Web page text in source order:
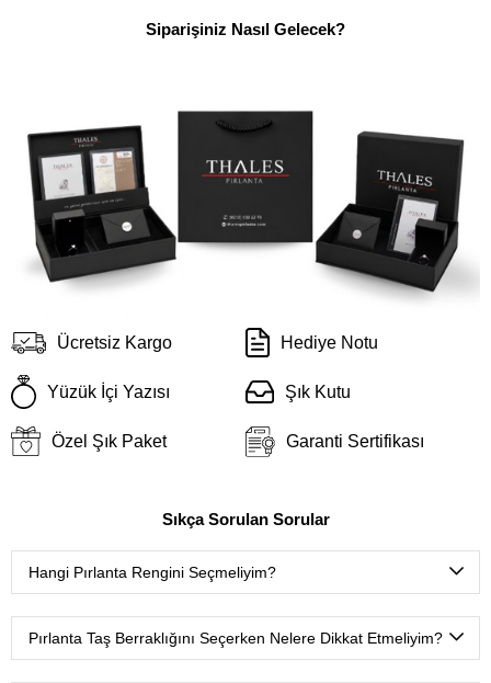
Siparişiniz Nasıl Gelecek?
Ücretsiz Kargo Hediye Notu
Yüzük İçi Yazısı Şık Kutu
Özel Şık Paket Garanti Sertifikası
Sıkça Sorulan Sorular
Hangi Pırlanta Rengini Seçmeliyim?
D color(Çok nadir bulunan ekstra beyaz),E color(Nadir
bulunan ekstra beyaz),F color(Ekstra beyaz),G color
(Beyaz Plus),H color(Beyaz),I color(Çok hafif renkli
Pırlanta Taş Berraklığını Seçerken Nelere Dikkat Etmeliyim?